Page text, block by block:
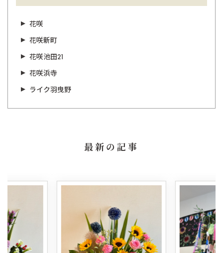
花咲
花咲新町
花咲池田21
花咲浜寺
ライク羽曳野
最新の記事